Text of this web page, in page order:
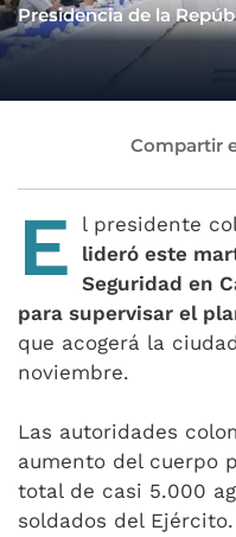
Presidencia de la
Compartir
E
l presidente
lideró este
Seguridad en
para supervisar el
que acogerá la
noviembre.
Las autoridades
aumento del cuerpo
total de casi 5.000
soldados del Ejército.